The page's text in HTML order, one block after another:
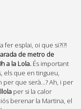
fer esplai, oi que si?!?!
de metro de
a la Lola. És important
els que en tingueu,
per que serà…? Ah, i per
per si la calor
berenar la Martina, el